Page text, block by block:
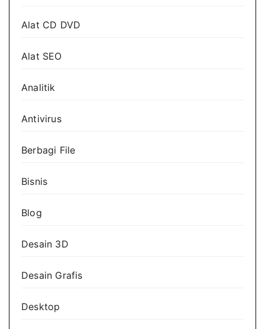
Alat CD DVD
Alat SEO
Analitik
Antivirus
Berbagi File
Bisnis
Blog
Desain 3D
Desain Grafis
Desktop